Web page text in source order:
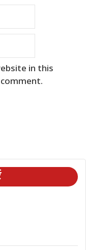
in this